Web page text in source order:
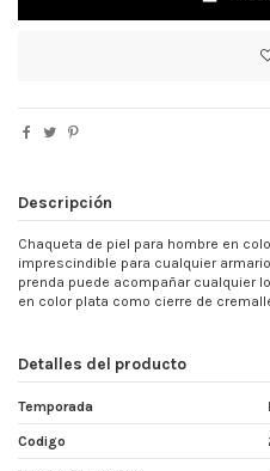
Descripción
Chaqueta de piel para hombre en
imprescindible para cualquier
prenda puede acompañar cualquier
en color plata como cierre de
Detalles del producto
Temporada
Codigo